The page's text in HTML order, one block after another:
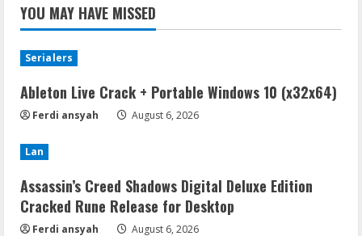
YOU MAY HAVE MISSED
Serialers
Ableton Live Crack + Portable Windows 10 (x32x64)
Ferdi ansyah August 6, 2026
Lan
Assassin’s Creed Shadows Digital Deluxe Edition
Cracked Rune Release for Desktop
Ferdi ansyah August 6, 2026